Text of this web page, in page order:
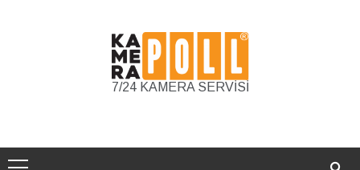
7/24 KAMERA SERVİSİ